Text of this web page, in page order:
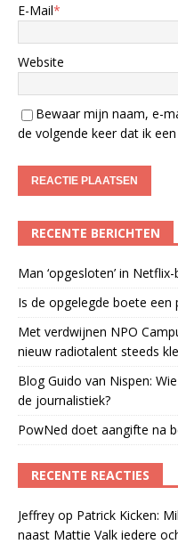
E-Mail*
Website
Bewaar mijn naam, e-
de volgende keer dat ik
RECENTE BERICHTEN
Man ‘opgesloten’ in
Is de opgelegde boete een
Met verdwijnen NPO
nieuw radiotalent steeds
Blog Guido van Nispen:
de journalistiek?
PowNed doet aangifte na
RECENTE REACTIES
Jeffrey op Patrick Kicken:
naast Mattie Valk iedere